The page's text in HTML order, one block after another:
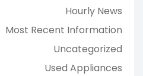
Hourly News
Most Recent Information
Uncategorized
Used Appliances